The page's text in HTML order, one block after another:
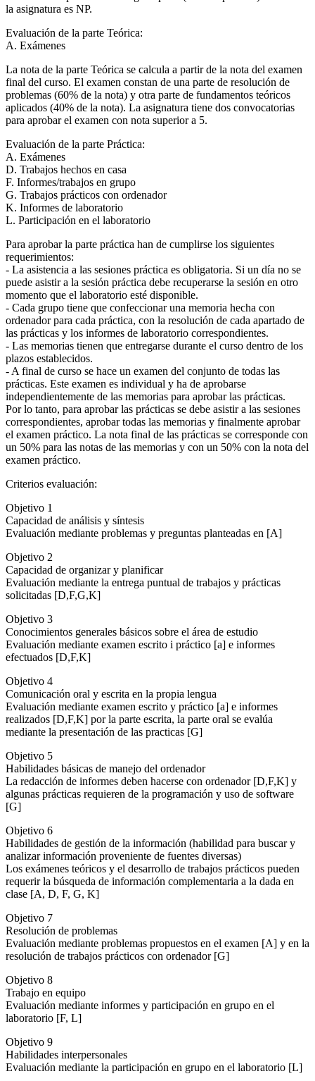
la asignatura es NP.
Evaluación de la parte Teórica:
A. Exámenes
La nota de la parte Teórica se calcula a partir de la nota del examen
final del curso. El examen constan de una parte de resolución de
problemas (60% de la nota) y otra parte de fundamentos teóricos
aplicados (40% de la nota). La asignatura tiene dos convocatorias
para aprobar el examen con nota superior a 5.
Evaluación de la parte Práctica:
A. Exámenes
D. Trabajos hechos en casa
F. Informes/trabajos en grupo
G. Trabajos prácticos con ordenador
K. Informes de laboratorio
L. Participación en el laboratorio
Para aprobar la parte práctica han de cumplirse los siguientes
requerimientos:
- La asistencia a las sesiones práctica es obligatoria. Si un día no se
puede asistir a la sesión práctica debe recuperarse la sesión en otro
momento que el laboratorio esté disponible.
- Cada grupo tiene que confeccionar una memoria hecha con
ordenador para cada práctica, con la resolución de cada apartado de
las prácticas y los informes de laboratorio correspondientes.
- Las memorias tienen que entregarse durante el curso dentro de los
plazos establecidos.
- A final de curso se hace un examen del conjunto de todas las
prácticas. Este examen es individual y ha de aprobarse
independientemente de las memorias para aprobar las prácticas.
Por lo tanto, para aprobar las prácticas se debe asistir a las sesiones
correspondientes, aprobar todas las memorias y finalmente aprobar
el examen práctico. La nota final de las prácticas se corresponde con
un 50% para las notas de las memorias y con un 50% con la nota del
examen práctico.
Criterios evaluación:
Objetivo 1
Capacidad de análisis y síntesis
Evaluación mediante problemas y preguntas planteadas en [A]
Objetivo 2
Capacidad de organizar y planificar
Evaluación mediante la entrega puntual de trabajos y prácticas
solicitadas [D,F,G,K]
Objetivo 3
Conocimientos generales básicos sobre el área de estudio
Evaluación mediante examen escrito i práctico [a] e informes
efectuados [D,F,K]
Objetivo 4
Comunicación oral y escrita en la propia lengua
Evaluación mediante examen escrito y práctico [a] e informes
realizados [D,F,K] por la parte escrita, la parte oral se evalúa
mediante la presentación de las practicas [G]
Objetivo 5
Habilidades básicas de manejo del ordenador
La redacción de informes deben hacerse con ordenador [D,F,K] y
algunas prácticas requieren de la programación y uso de software
[G]
Objetivo 6
Habilidades de gestión de la información (habilidad para buscar y
analizar información proveniente de fuentes diversas)
Los exámenes teóricos y el desarrollo de trabajos prácticos pueden
requerir la búsqueda de información complementaria a la dada en
clase [A, D, F, G, K]
Objetivo 7
Resolución de problemas
Evaluación mediante problemas propuestos en el examen [A] y en la
resolución de trabajos prácticos con ordenador [G]
Objetivo 8
Trabajo en equipo
Evaluación mediante informes y participación en grupo en el
laboratorio [F, L]
Objetivo 9
Habilidades interpersonales
Evaluación mediante la participación en grupo en el laboratorio [L]